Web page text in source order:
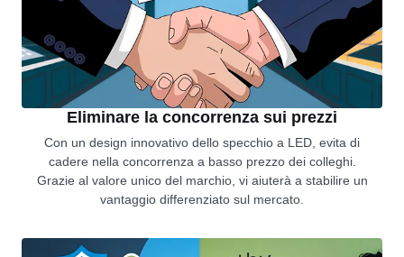
Eliminare la concorrenza sui prezzi
Con un design innovativo dello specchio a LED, evita di
cadere nella concorrenza a basso prezzo dei colleghi.
Grazie al valore unico del marchio, vi aiuterà a stabilire un
vantaggio differenziato sul mercato.